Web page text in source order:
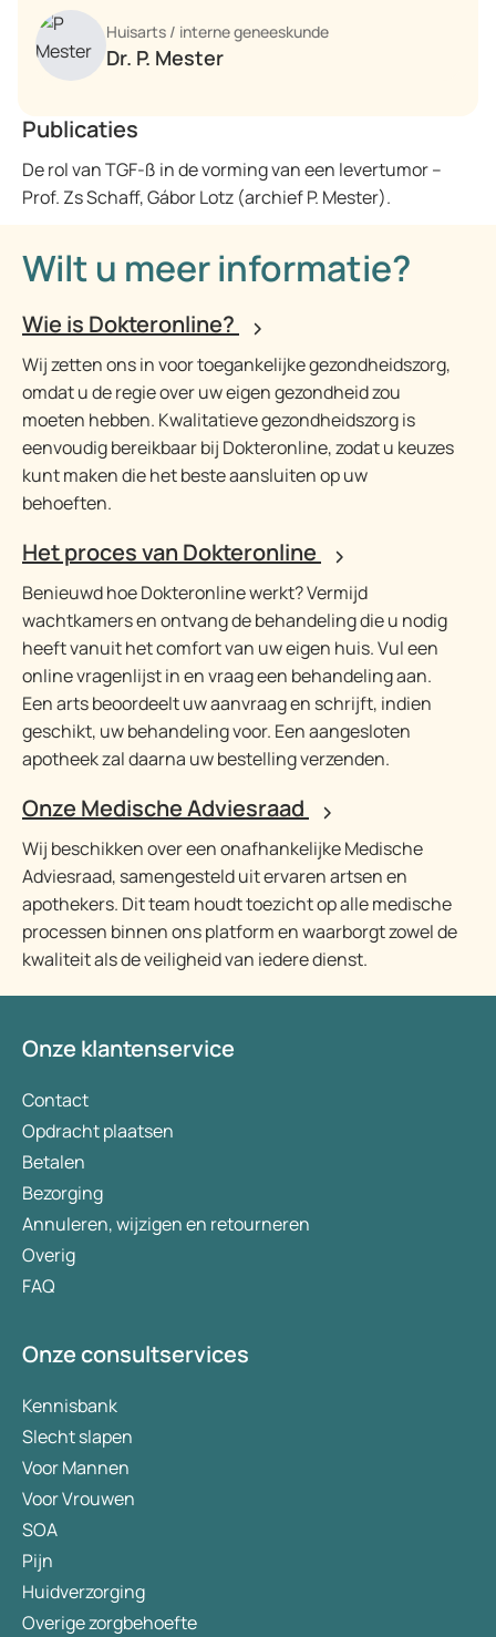
Huisarts / interne geneeskunde
Dr. P. Mester
Publicaties
De rol van TGF-ß in de vorming van een levertumor –
Prof. Zs Schaff, Gábor Lotz (archief P. Mester).
Wilt u meer informatie?
Wie is Dokteronline?
Wij zetten ons in voor toegankelijke gezondheidszorg,
omdat u de regie over uw eigen gezondheid zou
moeten hebben. Kwalitatieve gezondheidszorg is
eenvoudig bereikbaar bij Dokteronline, zodat u keuzes
kunt maken die het beste aansluiten op uw
behoeften.
Het proces van Dokteronline
Benieuwd hoe Dokteronline werkt? Vermijd
wachtkamers en ontvang de behandeling die u nodig
heeft vanuit het comfort van uw eigen huis. Vul een
online vragenlijst in en vraag een behandeling aan.
Een arts beoordeelt uw aanvraag en schrijft, indien
geschikt, uw behandeling voor. Een aangesloten
apotheek zal daarna uw bestelling verzenden.
Onze Medische Adviesraad
Wij beschikken over een onafhankelijke Medische
Adviesraad, samengesteld uit ervaren artsen en
apothekers. Dit team houdt toezicht op alle medische
processen binnen ons platform en waarborgt zowel de
kwaliteit als de veiligheid van iedere dienst.
Onze klantenservice
Contact
Opdracht plaatsen
Betalen
Bezorging
Annuleren, wijzigen en retourneren
Overig
FAQ
Onze consultservices
Kennisbank
Slecht slapen
Voor Mannen
Voor Vrouwen
SOA
Pijn
Huidverzorging
Overige zorgbehoefte